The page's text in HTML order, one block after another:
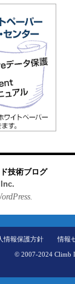
技術ブログ
情報保護方針 情報
© 2007-2024 Climb